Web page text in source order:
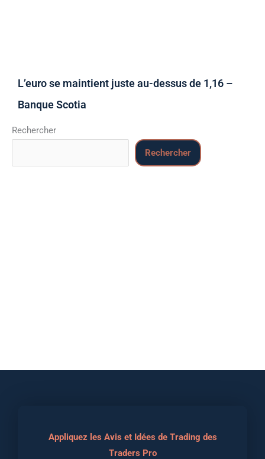
L’euro se maintient juste au-dessus de 1,16 –
Banque Scotia
Rechercher
Rechercher
Appliquez les Avis et Idées de Trading des
Traders Pro